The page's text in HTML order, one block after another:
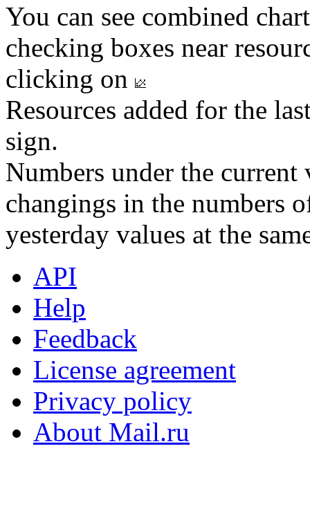
You can see combined
checking boxes near
clicking on
Resources added for the
sign.
Numbers under the
changings in the numbers
yesterday values at the
API
Help
Feedback
License agreement
Privacy policy
About Mail.ru